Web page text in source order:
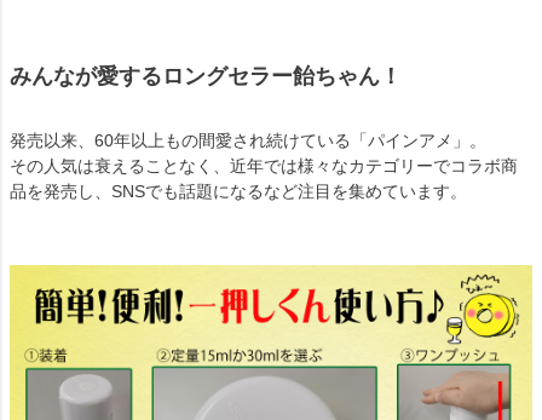
みんなが愛するロングセラー飴ちゃん！
発売以来、60年以上もの間愛され続けている「パインアメ」。
その人気は衰えることなく、近年では様々なカテゴリーでコラボ商
品を発売し、SNSでも話題になるなど注目を集めています。